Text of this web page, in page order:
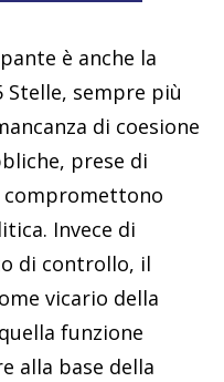
è anche la
sempre più
di coesione
prese di
compromettono
Invece di
di controllo, il
vicario della
funzione
alla base della